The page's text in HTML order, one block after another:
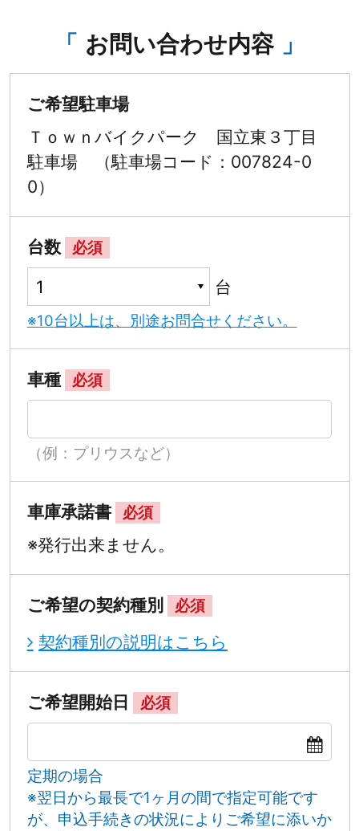
お問い合わせ内容
ご希望駐車場
Ｔｏｗｎバイクパーク 国立東３丁目
駐車場 （駐車場コード：007824-0
0）
台数 必須
台
※10台以上は、別途お問合せください。
車種 必須
（例：プリウスなど）
車庫承諾書 必須
※発行出来ません。
ご希望の契約種別 必須
契約種別の説明はこちら
ご希望開始日 必須
定期の場合
※翌日から最長で1ヶ月の間で指定可能です
が、申込手続きの状況によりご希望に添いか